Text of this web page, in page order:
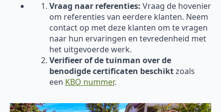
Vraag naar referenties: Vraag de hovenier
om referenties van eerdere klanten. Neem
contact op met deze klanten om te vragen
naar hun ervaringen en tevredenheid met
het uitgevoerde werk.
Verifieer of de tuinman over de
benodigde certificaten beschiktzoals
een KBO nummer.